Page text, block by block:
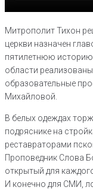
Митрополит Тихон
церкви назначен
пятилетнюю историю
области
образовательные
Михайловой.
В белых одеждах
подряснике на
реставраторами
Проповедник Слова
открытый для
И конечно для СМИ,